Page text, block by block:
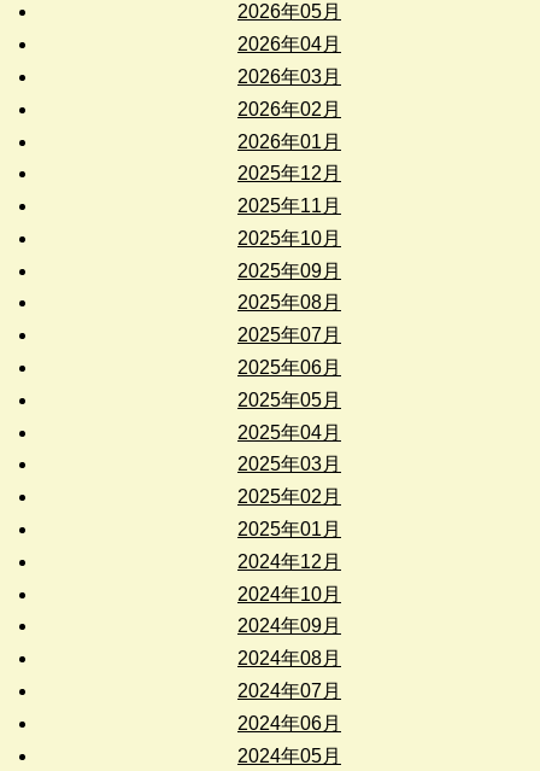
2026年05月
2026年04月
2026年03月
2026年02月
2026年01月
2025年12月
2025年11月
2025年10月
2025年09月
2025年08月
2025年07月
2025年06月
2025年05月
2025年04月
2025年03月
2025年02月
2025年01月
2024年12月
2024年10月
2024年09月
2024年08月
2024年07月
2024年06月
2024年05月